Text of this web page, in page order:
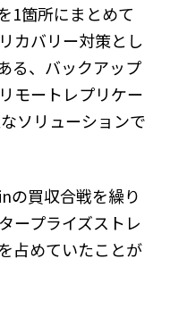
1箇所にまとめて
カバリー対策とし
る、バックアップ
モートレプリケー
ソリューションで
の買収合戦を繰り
ープライズストレ
占めていたことが